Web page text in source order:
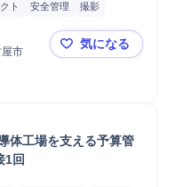
ト 安全管理
撮影
市
💎未経験歓
気になる
体工場を支える予算管
1回